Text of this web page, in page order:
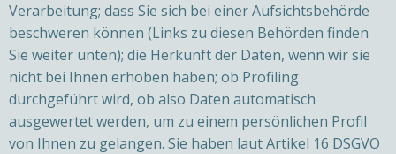
Verarbeitung; dass Sie sich bei einer Aufsichtsbehörde
beschweren können (Links zu diesen Behörden finden
Sie weiter unten); die Herkunft der Daten, wenn wir sie
nicht bei Ihnen erhoben haben; ob Profiling
durchgeführt wird, ob also Daten automatisch
ausgewertet werden, um zu einem persönlichen Profil
von Ihnen zu gelangen. Sie haben laut Artikel 16 DSGVO